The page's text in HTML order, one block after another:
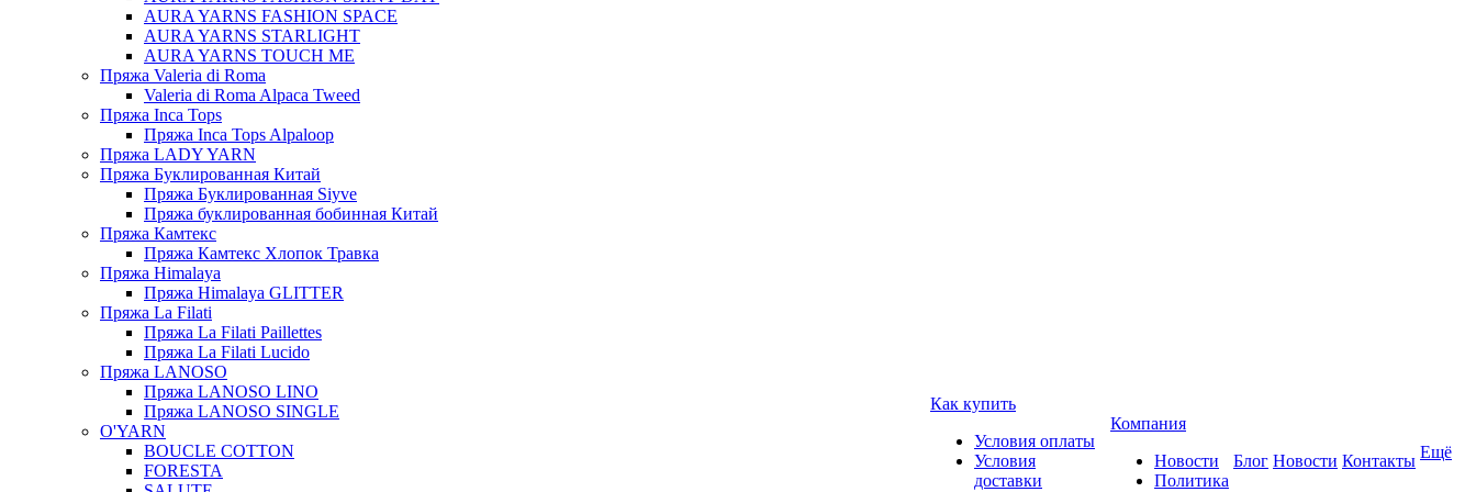
AURA YARNS FASHION SPACE
AURA YARNS STARLIGHT
AURA YARNS TOUCH ME
Пряжа Valeria di Roma
Valeria di Roma Alpaca Tweed
Пряжа Inca Tops
Пряжа Inca Tops Alpaloop
Пряжа LADY YARN
Пряжа Буклированная Китай
Пряжа Буклированная Siyve
Пряжа буклированная бобинная Китай
Пряжа Камтекс
Пряжа Камтекс Хлопок Травка
Пряжа Himalaya
Пряжа Himalaya GLITTER
Пряжа La Filati
Пряжа La Filati Paillettes
Пряжа La Filati Lucido
Пряжа LANOSO
Пряжа LANOSO LINO
Пряжа LANOSO SINGLE
O'YARN
BOUCLE COTTON
FORESTA
Как купить
Условия оплаты
Условия
доставки
Компания
Новости
Политика
Блог Новости Контакты Ещё